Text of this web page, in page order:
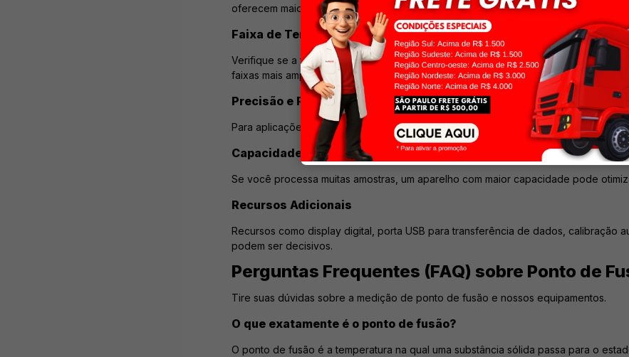
oferecem maior precisão, rapidez e reprodutibilidade, registrando o ponto de
Faixa de Temperatura
Verifique se a faixa de temperatura suportada pelo equipamento atende às
faixas mais amplas.
Precisão e Resolução
Para aplicações críticas, a precisão da medição é fundamental. Considere a
Capacidade de Amostras
Se você processa muitas amostras, um aparelho com maior capacidade pode
Recursos Adicionais
Recursos como display digital, porta USB para transferência de dados, calibração
podem ser decisivos.
Perguntas Frequentes (FAQ) sobre Ponto de
Tire suas dúvidas sobre a medição de ponto de fusão e nossos equipamentos.
O que exatamente é o ponto de fusão?
O ponto de fusão é a temperatura na qual uma substância sólida passa para o